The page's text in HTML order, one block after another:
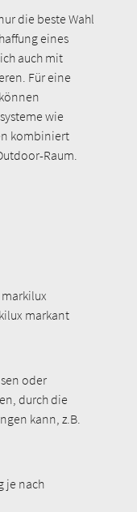
die beste Wahl
eines
auch mit
Für eine
wie
kombiniert
Raum.
markant
oder
durch die
kann, z.B.
je nach